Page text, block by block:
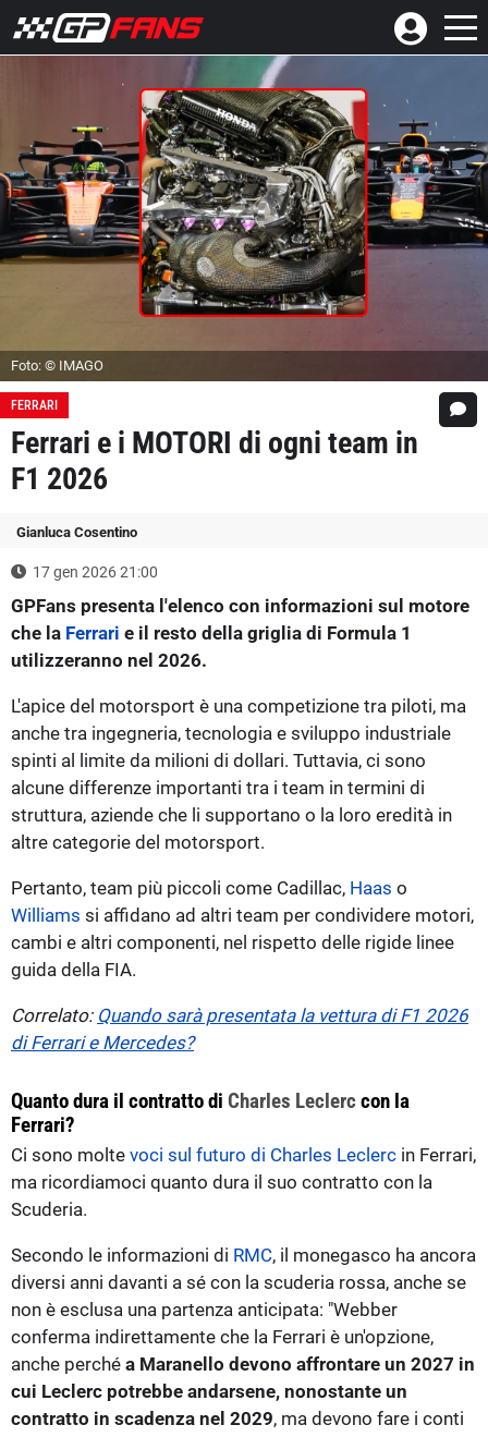
Foto: © IMAGO
FERRARI
Ferrari e i MOTORI di ogni team in
F1 2026
Gianluca Cosentino
17 gen 2026 21:00
GPFans presenta l'elenco con informazioni sul motore
che la Ferrari e il resto della griglia di Formula 1
utilizzeranno nel 2026.
L'apice del motorsport è una competizione tra piloti, ma
anche tra ingegneria, tecnologia e sviluppo industriale
spinti al limite da milioni di dollari. Tuttavia, ci sono
alcune differenze importanti tra i team in termini di
struttura, aziende che li supportano o la loro eredità in
altre categorie del motorsport.
Pertanto, team più piccoli come Cadillac, Haas o
Williams si affidano ad altri team per condividere motori,
cambi e altri componenti, nel rispetto delle rigide linee
guida della FIA.
Correlato: Quando sarà presentata la vettura di F1 2026
di Ferrari e Mercedes?
Quanto dura il contratto di Charles Leclerccon la
Ferrari?
Ci sono molte voci sul futuro di Charles Leclerc in Ferrari,
ma ricordiamoci quanto dura il suo contratto con la
Scuderia.
Secondo le informazioni di RMC, il monegasco ha ancora
diversi anni davanti a sé con la scuderia rossa, anche se
non è esclusa una partenza anticipata: "Webber
conferma indirettamente che la Ferrari è un'opzione,
anche perché a Maranello devono affrontare un 2027 in
cui Leclerc potrebbe andarsene, nonostante un
contratto in scadenza nel 2029, ma devono fare i conti